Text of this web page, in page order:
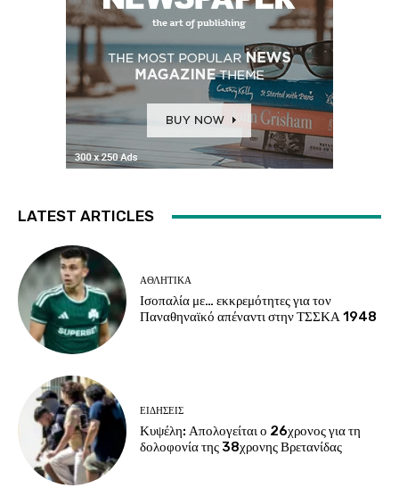
LATEST ARTICLES
ΑΘΛΗΤΙΚΑ
Ισοπαλία με… εκκρεμότητες για τον
Παναθηναϊκό απέναντι στην ΤΣΣΚΑ 1948
ΕΙΔΗΣΕΙΣ
Κυψέλη: Απολογείται ο 26χρονος για τη
δολοφονία της 38χρονης Βρετανίδας